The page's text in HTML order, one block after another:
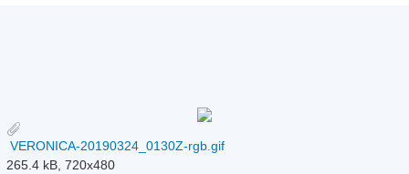
VERONICA-20190324_0130Z-rgb.gif
265.4 kB, 720x480